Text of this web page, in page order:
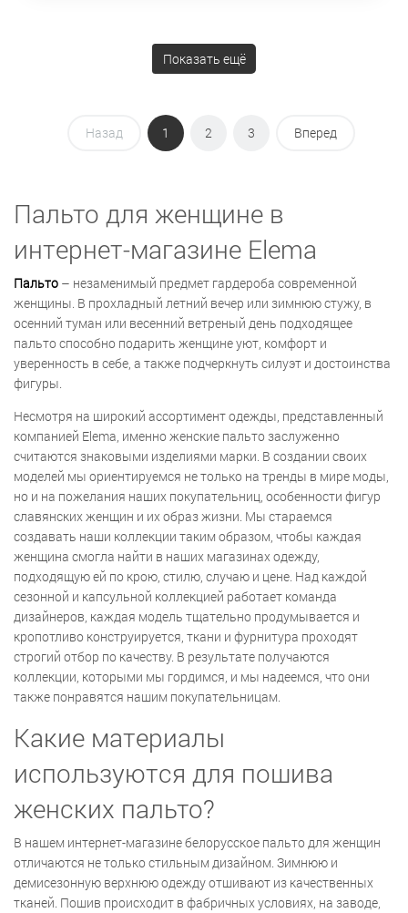
Показать ещё
Назад 1 2 3 Вперед
Пальто для женщине в
интернет-магазине Elema
Пальто – незаменимый предмет гардероба современной
женщины. В прохладный летний вечер или зимнюю стужу, в
осенний туман или весенний ветреный день подходящее
пальто способно подарить женщине уют, комфорт и
уверенность в себе, а также подчеркнуть силуэт и достоинства
фигуры.
Несмотря на широкий ассортимент одежды, представленный
компанией Elema, именно женские пальто заслуженно
считаются знаковыми изделиями марки. В создании своих
моделей мы ориентируемся не только на тренды в мире моды,
но и на пожелания наших покупательниц, особенности фигур
славянских женщин и их образ жизни. Мы стараемся
создавать наши коллекции таким образом, чтобы каждая
женщина смогла найти в наших магазинах одежду,
подходящую ей по крою, стилю, случаю и цене. Над каждой
сезонной и капсульной коллекцией работает команда
дизайнеров, каждая модель тщательно продумывается и
кропотливо конструируется, ткани и фурнитура проходят
строгий отбор по качеству. В результате получаются
коллекции, которыми мы гордимся, и мы надеемся, что они
также понравятся нашим покупательницам.
Какие материалы
используются для пошива
женских пальто?
В нашем интернет-магазине белорусское пальто для женщин
отличаются не только стильным дизайном. Зимнюю и
демисезонную верхнюю одежду отшивают из качественных
тканей. Пошив происходит в фабричных условиях, на заводе,